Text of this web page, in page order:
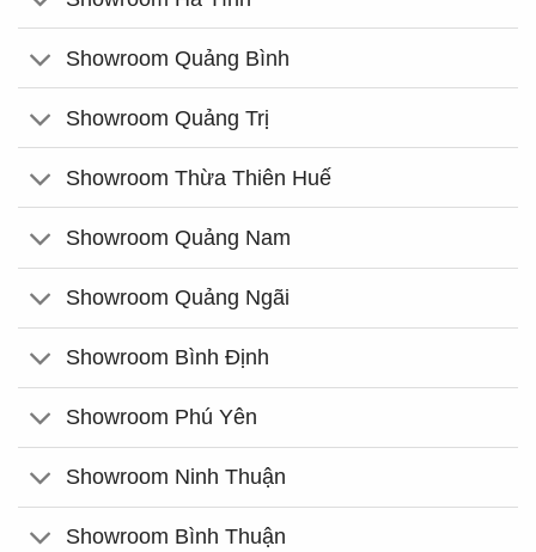
Showroom Quảng Bình
Showroom Quảng Trị
Showroom Thừa Thiên Huế
Showroom Quảng Nam
Showroom Quảng Ngãi
Showroom Bình Định
Showroom Phú Yên
Showroom Ninh Thuận
Showroom Bình Thuận